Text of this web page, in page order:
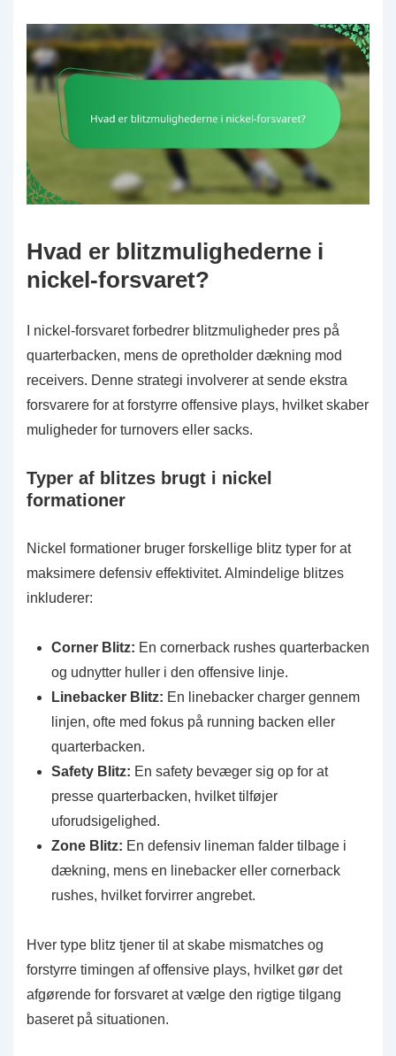
Hvad er blitzmulighederne i
nickel-forsvaret?
I nickel-forsvaret forbedrer blitzmuligheder pres på
quarterbacken, mens de opretholder dækning mod
receivers. Denne strategi involverer at sende ekstra
forsvarere for at forstyrre offensive plays, hvilket skaber
muligheder for turnovers eller sacks.
Typer af blitzes brugt i nickel
formationer
Nickel formationer bruger forskellige blitz typer for at
maksimere defensiv effektivitet. Almindelige blitzes
inkluderer:
Corner Blitz: En cornerback rushes quarterbacken
og udnytter huller i den offensive linje.
Linebacker Blitz: En linebacker charger gennem
linjen, ofte med fokus på running backen eller
quarterbacken.
Safety Blitz: En safety bevæger sig op for at
presse quarterbacken, hvilket tilføjer
uforudsigelighed.
Zone Blitz: En defensiv lineman falder tilbage i
dækning, mens en linebacker eller cornerback
rushes, hvilket forvirrer angrebet.
Hver type blitz tjener til at skabe mismatches og
forstyrre timingen af offensive plays, hvilket gør det
afgørende for forsvaret at vælge den rigtige tilgang
baseret på situationen.